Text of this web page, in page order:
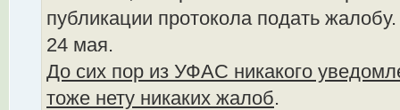
публикации протокола подать
24 мая.
До сих пор из УФАС никакого
тоже нету никаких жалоб.